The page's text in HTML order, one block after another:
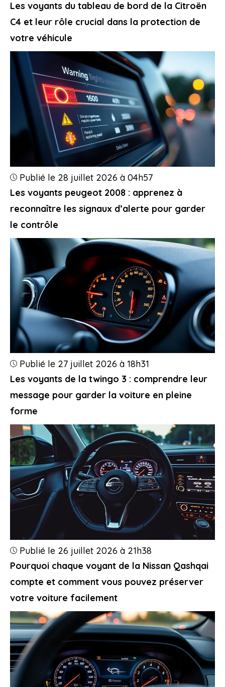
Les voyants du tableau de bord de la Citroën
C4 et leur rôle crucial dans la protection de
votre véhicule
Les voyants peugeot 2008 : apprenez à
reconnaître les signaux d’alerte pour garder
le contrôle
Publié le 28 juillet 2026 à 04h57
Les voyants de la twingo 3 : comprendre leur
message pour garder la voiture en pleine
forme
Publié le 27 juillet 2026 à 18h31
Pourquoi chaque voyant de la Nissan Qashqai
compte et comment vous pouvez préserver
votre voiture facilement
Publié le 26 juillet 2026 à 21h38